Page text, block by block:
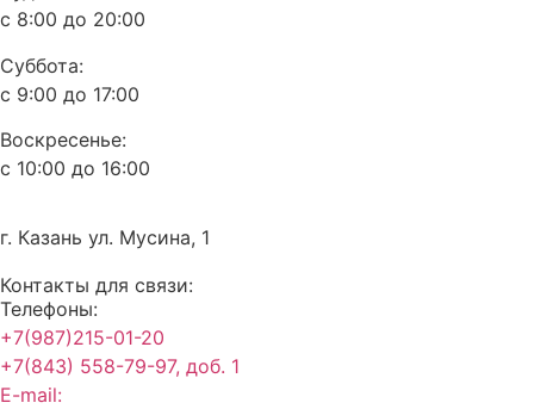
с 8:00 до 20:00
Суббота:
с 9:00 до 17:00
Воскресенье:
с 10:00 до 16:00
г. Казань ул. Мусина, 1
Контакты для связи:
Телефоны:
+7(987)215-01-20
+7(843) 558-79-97, доб. 1
E-mail: